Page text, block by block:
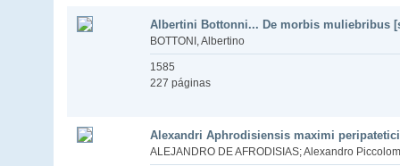
Albertini Bottonni... De morbis muliebribus
BOTTONI, Albertino
1585
227 páginas
Alexandri Aphrodisiensis maximi
ALEJANDRO DE AFRODISIAS; Alexandro